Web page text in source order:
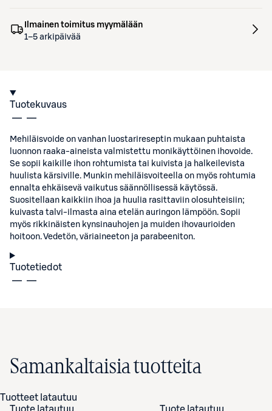
Ilmainen toimitus myymälään
1–5 arkipäivää
Tuotekuvaus
Mehiläisvoide on vanhan luostarireseptin mukaan puhtaista
luonnon raaka-aineista valmistettu monikäyttöinen ihovoide.
Se sopii kaikille ihon rohtumista tai kuivista ja halkeilevista
huulista kärsiville. Munkin mehiläisvoiteella on myös rohtumia
ennalta ehkäisevä vaikutus säännöllisessä käytössä.
Suositellaan kaikkiin ihoa ja huulia rasittaviin olosuhteisiin;
kuivasta talvi-ilmasta aina etelän auringon lämpöön. Sopii
myös rikkinäisten kynsinauhojen ja muiden ihovaurioiden
hoitoon. Vedetön, väriaineeton ja parabeeniton.
Tuotetiedot
Samankaltaisia tuotteita
Tuotteet latautuu